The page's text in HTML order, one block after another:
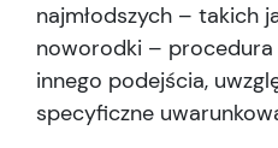
najmłodszych – takich
noworodki – procedura
innego podejścia,
specyficzne